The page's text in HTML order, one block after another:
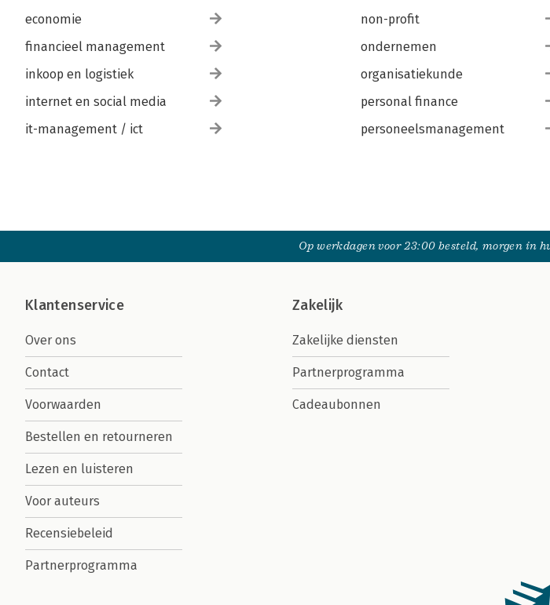
economie
financieel management
inkoop en logistiek
internet en social media
it-management / ict
non-profit
ondernemen
organisatiekunde
personal finance
personeelsmanagement
Op werkdagen voor 23:00 besteld, morgen in
Klantenservice
Over ons
Contact
Voorwaarden
Bestellen en retourneren
Lezen en luisteren
Voor auteurs
Recensiebeleid
Partnerprogramma
Zakelijk
Zakelijke diensten
Partnerprogramma
Cadeaubonnen